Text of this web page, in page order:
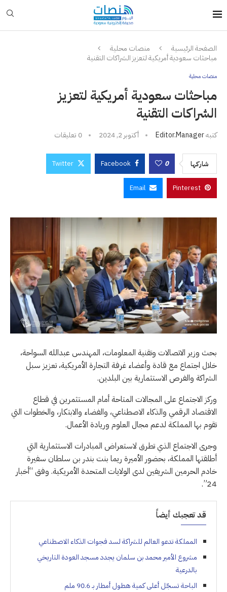
الصفحة الرئيسية
منصات محلية
مباحثات سعودية أمريكية لتعزيز الشراكات التقنية
منصات محلية
مباحثات سعودية أمريكية لتعزيز
الشراكات التقنية
كتبهEditor.manager أكتوبر 2, 2024 0 تعليقات
شاركها 0
Facebook
Twitter
Pinterest
Email
بحث وزير الاتصالات وتقنية المعلومات، المهندس عبدالله السواحة،
خلال اجتماع مع قادة وأعضاء غرفة التجارة الأمريكية، تعزيز سبل
الشراكة والفرص الاستثمارية بين البلدين.
وركز الاجتماع على المجالات المتاحة أمام المستثمرين في قطاع
الاقتصاد الرقمي والذكاء الاصطناعي، والفضاء والابتكار، والخطوات التي
تقوم بها المملكة لدعم مجال العلوم وريادة الأعمال.
وجرى الاجتماع الذي تطرق لاستعراض المبادرات الاستثمارية التي
أطلقتها المملكة، بحضور الأميرة ريما بنت بندر بن سلطان سفيرة
خادم الحرمين الشريفين لدى الولايات المتحدة الأمريكية. وفق “أخبار
24”.
قد تعجبك أيضاً
المملكة تدعو العالم للشراكة لسد فجوات الذكاء الاصطناعي
مشروع الأمير محمد بن سلمان يجدد مسجد العودة التاريخي
بالدرعية
الباحة تسجّل أعلى كمية هطول أمطار بـ 90.6 ملم